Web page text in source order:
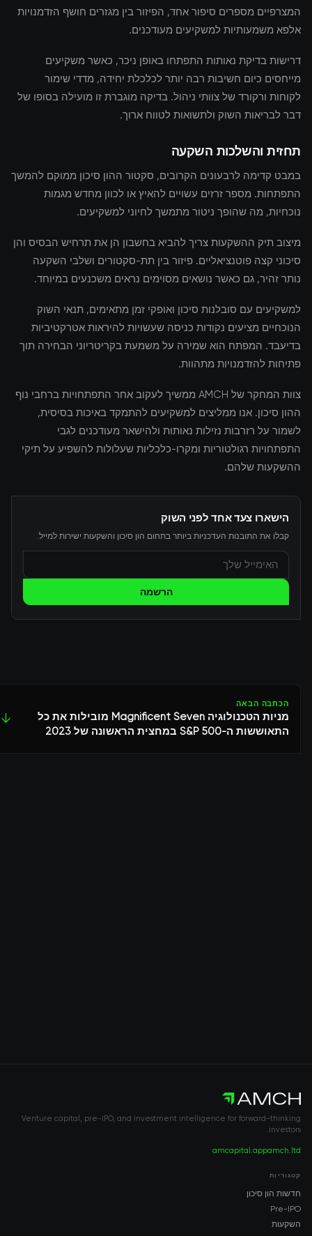
המצרפיים מספרים סיפור אחד, הפיזור בין מגזרים חושף הזדמנויות
אלפא משמעותיות למשקיעים מעודכנים.
דרישות בדיקת נאותות התפתחו באופן ניכר, כאשר משקיעים
מייחסים כיום חשיבות רבה יותר לכלכלת יחידה, מדדי שימור
לקוחות ורקורד של צוותי ניהול. בדיקה מוגברת זו מועילה בסופו של
דבר לבריאות השוק ולתשואות לטווח ארוך.
תחזית והשלכות השקעה
במבט קדימה לרבעונים הקרובים, סקטור ההון סיכון ממוקם להמשך
התפתחות. מספר זרזים עשויים להאיץ או לכוון מחדש מגמות
נוכחיות, מה שהופך ניטור מתמשך לחיוני למשקיעים.
מיצוב תיק ההשקעות צריך להביא בחשבון הן את תרחיש הבסיס והן
סיכוני קצה פוטנציאליים. פיזור בין תת-סקטורים ושלבי השקעה
נותר זהיר, גם כאשר נושאים מסוימים נראים משכנעים במיוחד.
למשקיעים עם סובלנות סיכון ואופקי זמן מתאימים, תנאי השוק
הנוכחיים מציעים נקודות כניסה שעשויות להיראות אטרקטיביות
בדיעבד. המפתח הוא שמירה על משמעת בקריטריוני הבחירה תוך
פתיחות להזדמנויות מתהוות.
צוות המחקר של AMCH ממשיך לעקוב אחר התפתחויות ברחבי נוף
ההון סיכון. אנו ממליצים למשקיעים להתמקד באיכות בסיסית,
לשמור על רזרבות נזילות נאותות ולהישאר מעודכנים לגבי
התפתחויות רגולטוריות ומקרו-כלכליות שעלולות להשפיע על תיקי
ההשקעות שלהם.
הישארו צעד אחד לפני השוק
קבלו את התובנות העדכניות ביותר בתחום הון סיכון והשקעות ישירות למייל.
הרשמה
הכתבה הבאה
מניות הטכנולוגיה Magnificent Seven מובילות את כל
התאוששות ה-S&P 500 במחצית הראשונה של 2023
Venture capital, pre-IPO, and investment intelligence for forward-thinking
investors.
amch.ltd
amcapital.app
קטגוריות
חדשות הון סיכון
Pre-IPO
השקעות